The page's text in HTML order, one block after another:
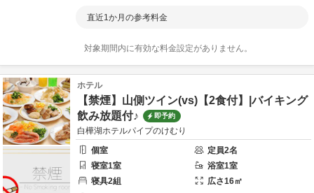
直近1か月の参考料金
対象期間内に有効な料金設定がありません。
ホテル
【禁煙】山側ツイン(vs)【2食付】|バイキング
飲み放題付♪
即予約
白樺湖ホテルパイプのけむり
個室
定員2名
寝室1室 浴室1室
寝具2組 広さ16㎡